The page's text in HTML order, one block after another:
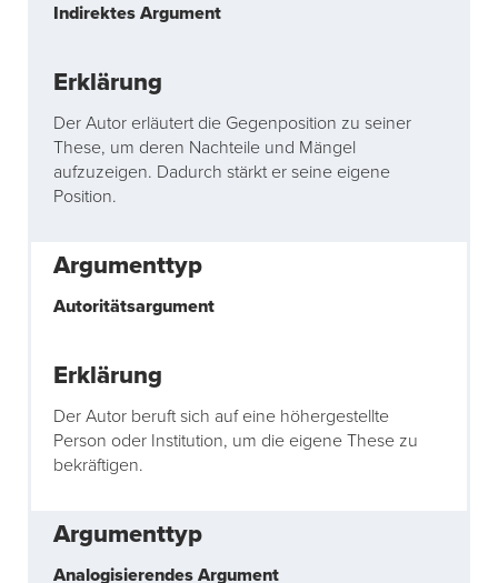
Indirektes Argument
Der Autor erläutert die Gegenposition zu seiner
These, um deren Nachteile und Mängel
aufzuzeigen. Dadurch stärkt er seine eigene
Position.
Autoritätsargument
Der Autor beruft sich auf eine höhergestellte
Person oder Institution, um die eigene These zu
bekräftigen.
Analogisierendes Argument